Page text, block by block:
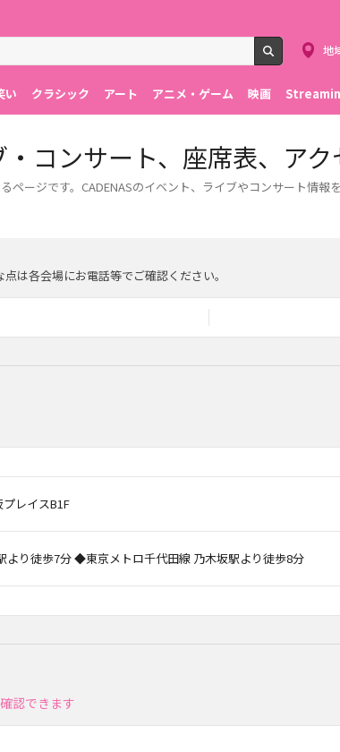
検索
地
い クラシック アート アニメ・ゲーム 映画
コンサート、座席表、アク
ページです。CADENASのイベント、ライブやコンサート情報
は各会場にお電話等でご確認ください。
レイスB1F
り徒歩7分 ◆東京メトロ千代田線 乃木坂駅より徒歩8分
認できます